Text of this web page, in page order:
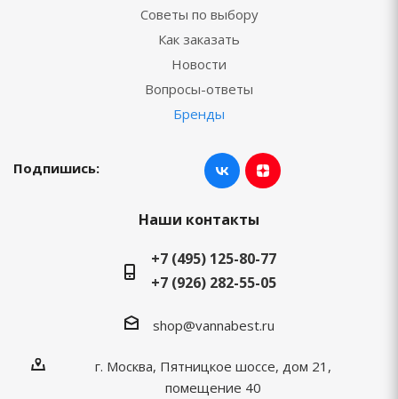
Советы по выбору
Как заказать
Новости
Вопросы-ответы
Бренды
Подпишись:
Наши контакты
+7 (495) 125-80-77
+7 (926) 282-55-05
shop@vannabest.ru
г. Москва, Пятницкое шоссе, дом 21,
помещение 40